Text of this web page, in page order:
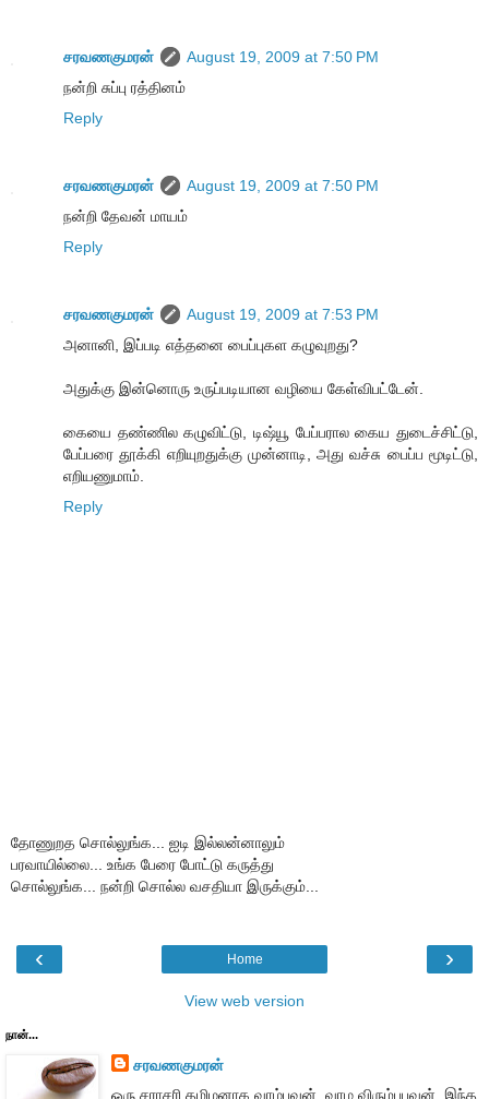
சரவணகுமரன்
August 19, 2009 at 7:50 PM
நன்றி சுப்பு ரத்தினம்
Reply
சரவணகுமரன்
August 19, 2009 at 7:50 PM
நன்றி தேவன் மாயம்
Reply
சரவணகுமரன்
August 19, 2009 at 7:53 PM
அனானி, இப்படி எத்தனை பைப்புகள கழுவுறது?
அதுக்கு இன்னொரு உருப்படியான வழியை கேள்விபட்டேன்.
கையை தண்ணில கழுவிட்டு, டிஷ்யூ பேப்பரால கைய துடைச்சிட்டு,
பேப்பரை தூக்கி எறியுறதுக்கு முன்னாடி, அது வச்சு பைப்ப மூடிட்டு,
எறியணுமாம்.
Reply
தோணுறத சொல்லுங்க... ஐடி இல்லன்னாலும்
பரவாயில்லை... உங்க பேரை போட்டு கருத்து
சொல்லுங்க... நன்றி சொல்ல வசதியா இருக்கும்...
‹ ›
Home
View web version
நான்...
சரவணகுமரன்
ஒரு சராசரி தமிழனாக வாழ்பவன். வாழ விரும்புபவன். இந்த